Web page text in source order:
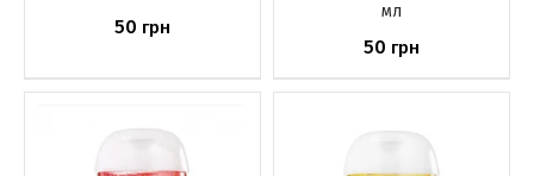
50 грн
мл
50 грн